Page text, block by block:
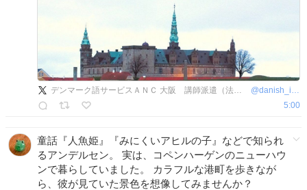
デンマーク語サービスＡＮＣ 大阪 講師派遣（法人向け語学研修）、翻訳、通訳、オンラインレッスンなど @danish_info
5:00
童話『人魚姫』『みにくいアヒルの子』などで知られ
るアンデルセン。 実は、コペンハーゲンのニューハウ
ンで暮らしていました。 カラフルな港町を歩きなが
ら、彼が見ていた景色を想像してみませんか？